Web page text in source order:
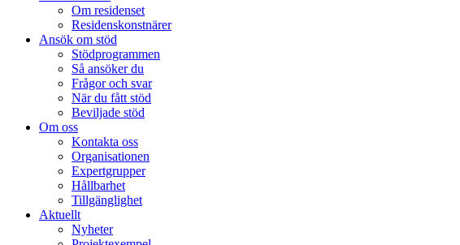
Om residenset
Residenskonstnärer
Ansök om stöd
Stödprogrammen
Så ansöker du
Frågor och svar
När du fått stöd
Beviljade stöd
Om oss
Kontakta oss
Organisationen
Expertgrupper
Hållbarhet
Tillgänglighet
Aktuellt
Nyheter